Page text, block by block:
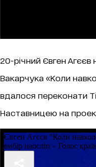
20-річний Євген
Вакарчука «Коли
вдалося переконати
Наставницею на